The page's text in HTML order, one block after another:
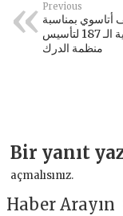
Previous
بمناسبة
الذكرى السنوية الـ 187 لتأسيس
منظمة الدرك
Bir yanıt
açmalısınız.
Haber Arayın